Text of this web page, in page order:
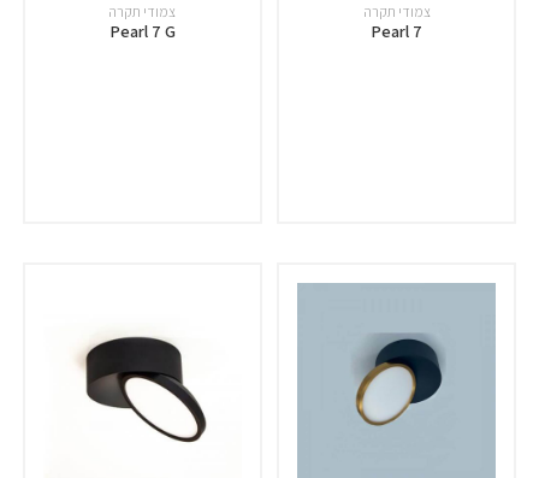
צמודי תקרה
Pearl 7
צמודי תקרה
Pearl 7 G